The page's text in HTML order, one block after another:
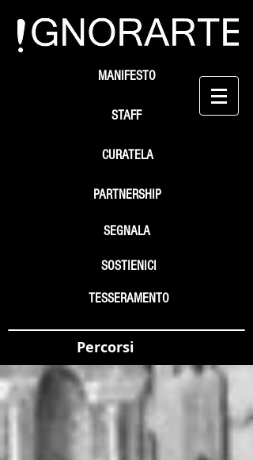
STAFF
SEGNALA
SOSTIENICI
MANIFESTO
PARTNERSHIP
TESSERAMENTO
CURATELA
Percorsi